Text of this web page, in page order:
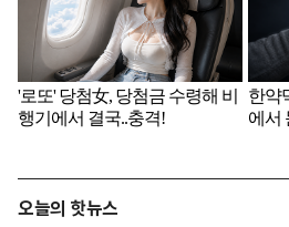
오늘의 핫뉴스